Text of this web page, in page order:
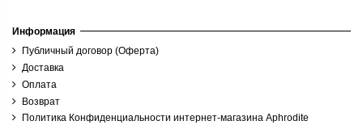
Информация
Публичный договор (Оферта)
Доставка
Оплата
Возврат
Политика Конфиденциальности интернет-магазина Aphrodite